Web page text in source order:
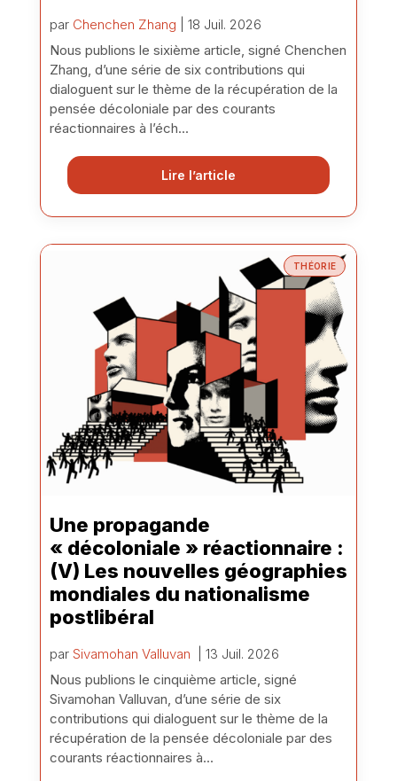
par Chenchen Zhang | 18 Juil. 2026
Nous publions le sixième article, signé Chenchen
Zhang, d’une série de six contributions qui
dialoguent sur le thème de la récupération de la
pensée décoloniale par des courants
réactionnaires à l’éch...
Lire l’article
THÉORIE
Une propagande
« décoloniale » réactionnaire :
(V) Les nouvelles géographies
mondiales du nationalisme
postlibéral
par Sivamohan Valluvan
| 13 Juil. 2026
Nous publions le cinquième article, signé
Sivamohan Valluvan, d’une série de six
contributions qui dialoguent sur le thème de la
récupération de la pensée décoloniale par des
courants réactionnaires à...